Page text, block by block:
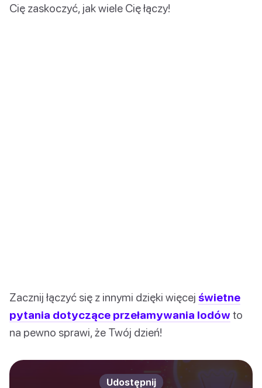
Cię zaskoczyć, jak wiele Cię łączy!
Zacznij łączyć się z innymi dzięki więcej świetne
pytania dotyczące przełamywania lodów to
na pewno sprawi, że Twój dzień!
Udostępnij